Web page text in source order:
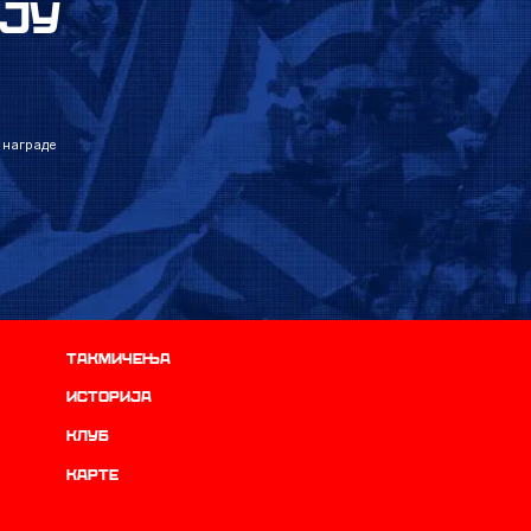
Такмичења
историја
Клуб
Карте